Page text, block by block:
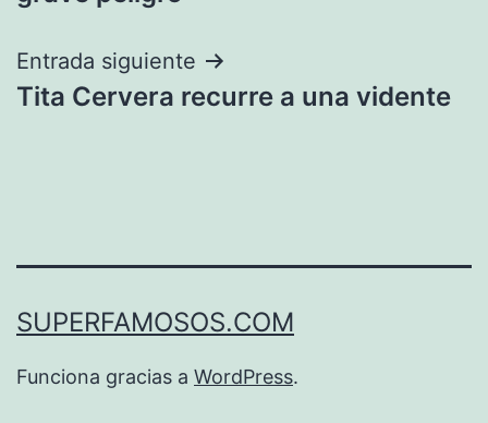
Entrada siguiente
Tita Cervera recurre a una vidente
SUPERFAMOSOS.COM
Funciona gracias a WordPress.